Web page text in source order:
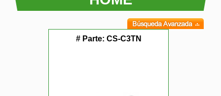
# Parte: CS-C3TN